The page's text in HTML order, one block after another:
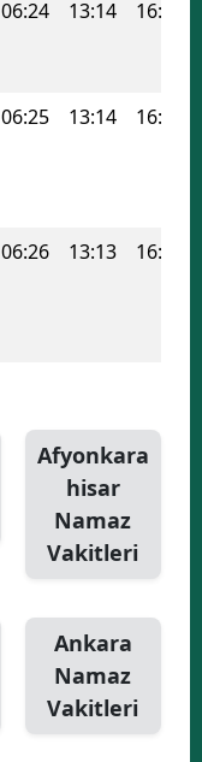
Karaman
Bartın
Ardahan
Yalova
Karabük
Kilis
Osmaniye
06:24 13:14 16:55
06:25 13:14 16:55
06:26 13:13 16:54
Afyonkara
hisar
Namaz
Vakitleri
Ankara
Namaz
Vakitleri